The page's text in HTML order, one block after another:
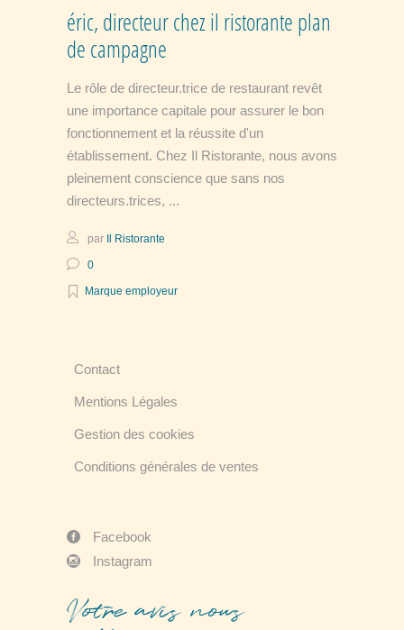
éric, directeur chez il ristorante plan
de campagne
Le rôle de directeur.trice de restaurant revêt
une importance capitale pour assurer le bon
fonctionnement et la réussite d'un
établissement. Chez Il Ristorante, nous avons
pleinement conscience que sans nos
directeurs.trices,
par Il Ristorante
0
Marque employeur
Contact
Mentions Légales
Gestion des cookies
Conditions générales de ventes
Facebook
Instagram
Votre avis nous